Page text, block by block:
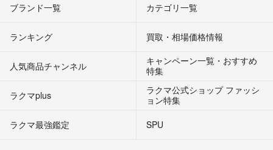
ブランド一覧 カテゴリ一覧
ランキング 買取・相場価格情報
人気商品チャンネル
キャンペーン一覧・おすすめ
特集
ラクマplus
ラクマ公式ショップ ファッシ
ョン特集
ラクマ最強鑑定
SPU